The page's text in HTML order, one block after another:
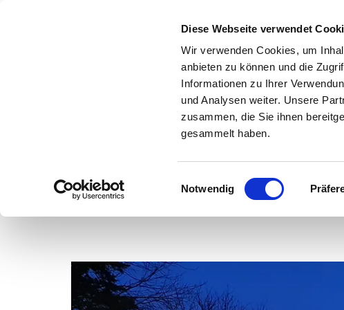
Diese Webseite verwendet
Wir verwenden Cookies, um
anbieten zu können und die
Informationen zu Ihrer
und Analysen weiter. Unsere
zusammen, die Sie ihnen
gesammelt haben.
i
l
i
Notwendig
Kirchenkreis Kirchengemeinden